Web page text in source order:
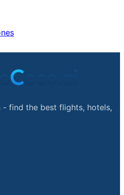
find the best flights, hotels,